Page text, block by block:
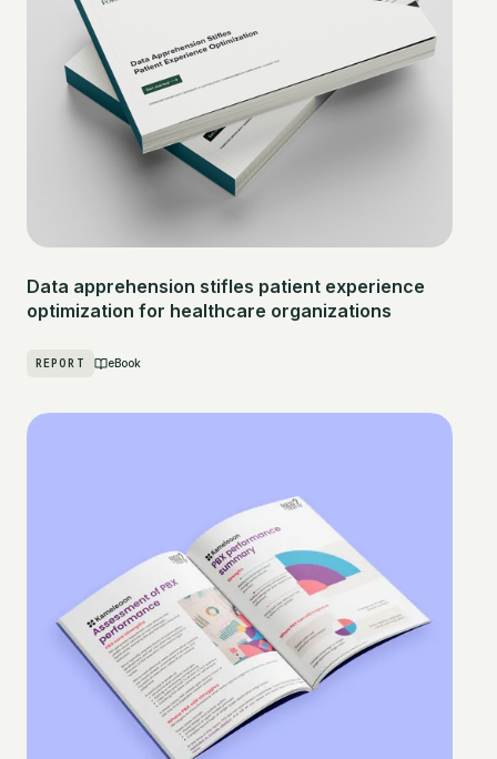
Data apprehension stifles patient experience
optimization for healthcare organizations
REPORT eBook